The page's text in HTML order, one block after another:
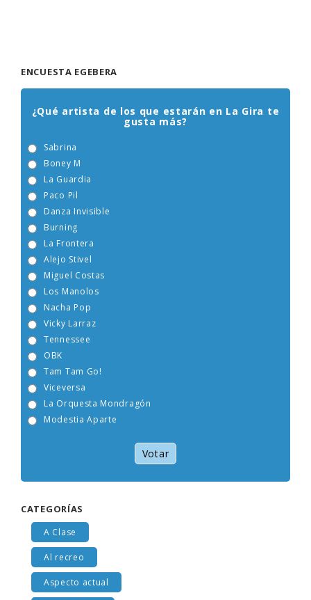
ENCUESTA EGEBERA
¿Qué artista de los que estarán en La Gira te
gusta más?
Sabrina
Boney M
La Guardia
Paco Pil
Danza Invisible
Burning
La Frontera
Alejo Stivel
Miguel Costas
Los Manolos
Nacha Pop
Vicky Larraz
Tennessee
OBK
Tam Tam Go!
Viceversa
La Orquesta Mondragón
Modestia Aparte
Votar
CATEGORÍAS
A Clase
Al recreo
Aspecto actual